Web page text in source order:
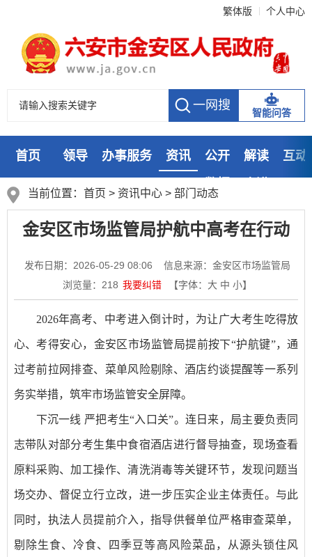
繁体版 个人中心
智能问答
首页 领导 办事服务 资讯 公开 解读
互动
当前位置： 首页 > 资讯中心 > 部门动态
金安区市场监管局护航中高考在行动
发布日期：2026-05-29 08:06
信息来源：金安区市场监管局
浏览量： 218 我要纠错 【字体： 大 中 小】
2026年高考、中考进入倒计时，为让广大考生吃得放
心、考得安心，金安区市场监管局提前按下“护航键”，通
过考前拉网排查、菜单风险剔除、酒店约谈提醒等一系列
务实举措，筑牢市场监管安全屏障。
下沉一线 严把考生“入口关”。连日来，局主要负责同
志带队对部分考生集中食宿酒店进行督导抽查，现场查看
原料采购、加工操作、清洗消毒等关键环节，发现问题当
场交办、督促立行立改，进一步压实企业主体责任。与此
同时，执法人员提前介入，指导供餐单位严格审查菜单，
剔除生食、冷食、四季豆等高风险菜品，从源头锁住风